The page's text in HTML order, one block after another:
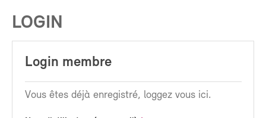
LOGIN
Login membre
Vous êtes déjà enregistré, loggez vous ici.